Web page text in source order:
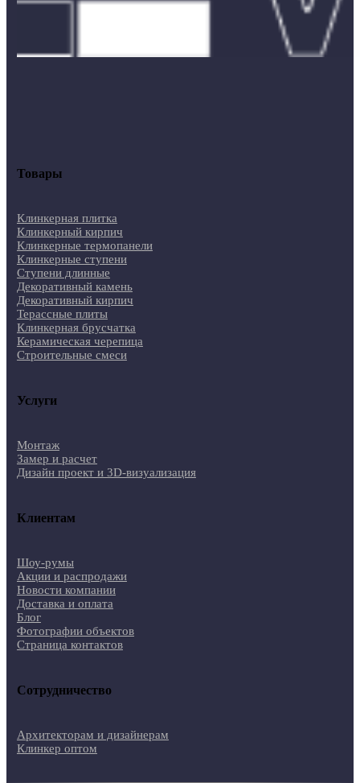
Товары
Клинкерная плитка
Клинкерный кирпич
Клинкерные термопанели
Клинкерные ступени
Ступени длинные
Декоративный камень
Декоративный кирпич
Терассные плиты
Клинкерная брусчатка
Керамическая черепица
Строительные смеси
Услуги
Монтаж
Замер и расчет
Дизайн проект и 3D-визуализация
Клиентам
Шоу-румы
Акции и распродажи
Новости компании
Доставка и оплата
Блог
Фотографии объектов
Страница контактов
Сотрудничество
Архитекторам и дизайнерам
Клинкер оптом